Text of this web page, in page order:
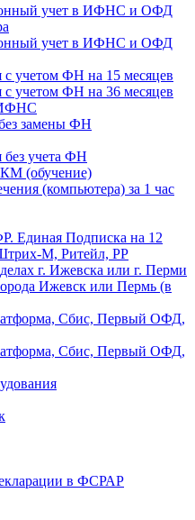
учет в ИФНС и ОФД
учет в ИФНС и ОФД
с учетом ФН на 15 месяцев
с учетом ФН на 36 месяцев
ИФНС
замены ФН
без учета ФН
(обучение)
(компьютера) за 1 час
Единая Подписка на 12
М, Ритейл, РР
г. Ижевска или г. Перми
Ижевск или Пермь (в
Сбис, Первый ОФД,
Сбис, Первый ОФД,
в ФСРАР